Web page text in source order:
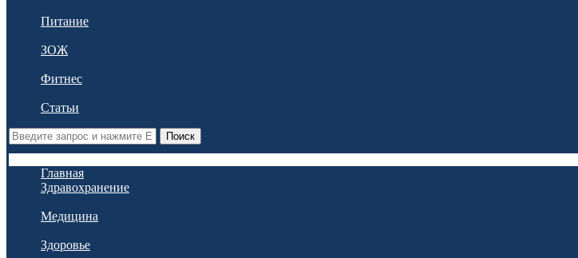
Питание
ЗОЖ
Фитнес
Статьи
Поиск
Главная
Здравохранение
Медицина
Здоровье